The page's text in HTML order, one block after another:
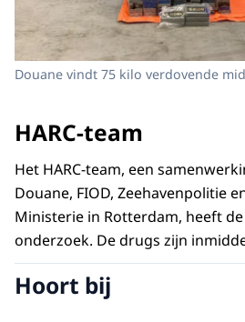
Douane vindt 75 kilo verdovende
HARC-team
Het HARC-team, een
Douane, FIOD, Zeehavenpolitie
Ministerie in Rotterdam, heeft
onderzoek. De drugs zijn
Hoort bij